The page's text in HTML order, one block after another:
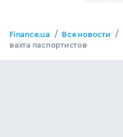
Finance.ua / Все новости /
вахта паспортистов